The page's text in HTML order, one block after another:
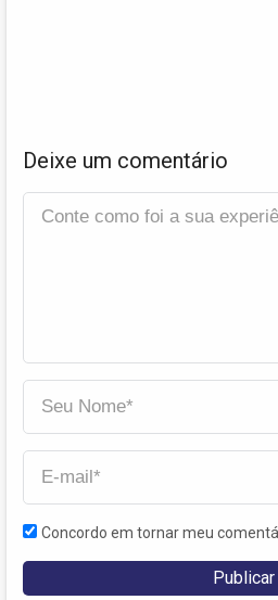
Deixe um comentário
Concordo em tornar meu